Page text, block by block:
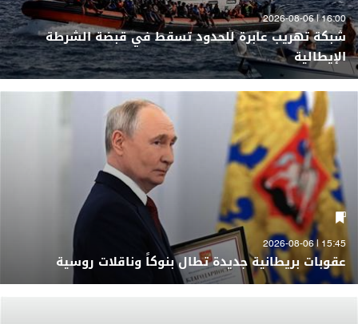
16:00 | 2026-08-06
شبكة تهريب عابرة للحدود تسقط في قبضة الشرطة
الإيطالية
15:45 | 2026-08-06
عقوبات بريطانية جديدة تطال بنوكاً وناقلات روسية